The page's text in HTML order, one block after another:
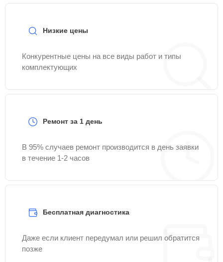
Низкие цены
Конкурентные цены на все виды работ и типы
комплектующих
Ремонт за 1 день
В 95% случаев ремонт производится в день заявки
в течение 1-2 часов
Бесплатная диагностика
Даже если клиент передумал или решил обратится
позже